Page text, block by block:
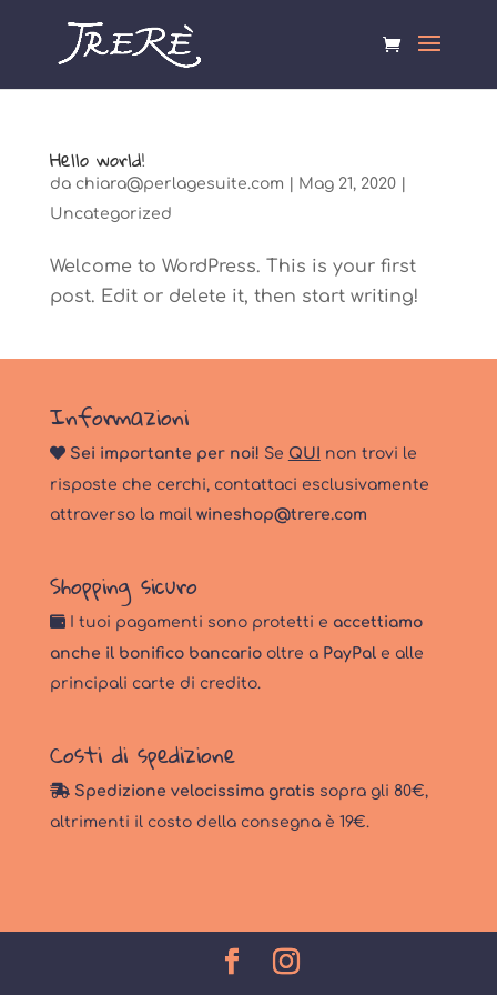
Hello world!
da chiara@perlagesuite.com Mag 21, 2020|
Uncategorized
Welcome to WordPress. This is your first
post. Edit or delete it, then start writing!
Informazioni
Sei importante per noi! Se QUI non trovi le
risposte che cerchi, contattaci esclusivamente
attraverso la mail wineshop@trere.com
Shopping sicuro
I tuoi pagamenti sono protetti e accettiamo
anche il bonifico bancariooltre a PayPale alle
principali carte di credito.
Costi di spedizione
Spedizione velocissima gratis sopra gli 80€,
altrimenti il costo della consegna è 19€.